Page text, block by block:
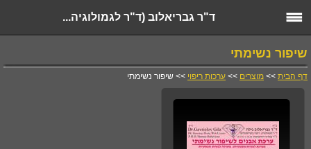
ד"ר גבריאלוב (ד"ר לגמולוגיה...
שיפור נשימתי
דף הבית >> מוצרים >> ערכות ריפוי >> שיפור נשימתי